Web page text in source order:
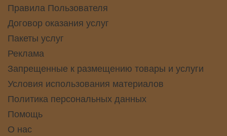
Правила Пользователя
Договор оказания услуг
Пакеты услуг
Реклама
Запрещенные к размещению товары и услуги
Условия использования материалов
Политика персональных данных
Помощь
О нас